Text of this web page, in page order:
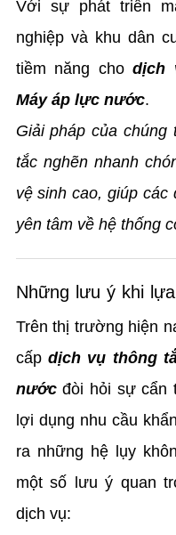
Với sự phát triển
nghiệp và khu dân
tiềm năng cho dịch
Máy áp lực nước.
Giải pháp của chúng
tắc nghẽn nhanh
vệ sinh cao, giúp các
yên tâm về hệ thống
Những lưu ý khi
Trên thị trường hiện
cấp dịch vụ thông
nướcđòi hỏi sự cẩn
lợi dụng nhu cầu
ra những hệ lụy
một số lưu ý quan
dịch vụ: